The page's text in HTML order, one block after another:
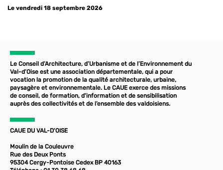
Le vendredi 18 septembre 2026
Le Conseil d’Architecture, d’Urbanisme et de l’Environnement du
Val-d’Oise est une association départementale, qui a pour
vocation la promotion de la qualité architecturale, urbaine,
paysagère et environnementale. Le CAUE exerce des missions
de conseil, de formation, d'information et de sensibilisation
auprès des collectivités et de l’ensemble des valdoisiens.
CAUE DU VAL-D'OISE
Moulin de la Couleuvre
Rue des Deux Ponts
95304 Cergy-Pontoise Cedex BP 40163